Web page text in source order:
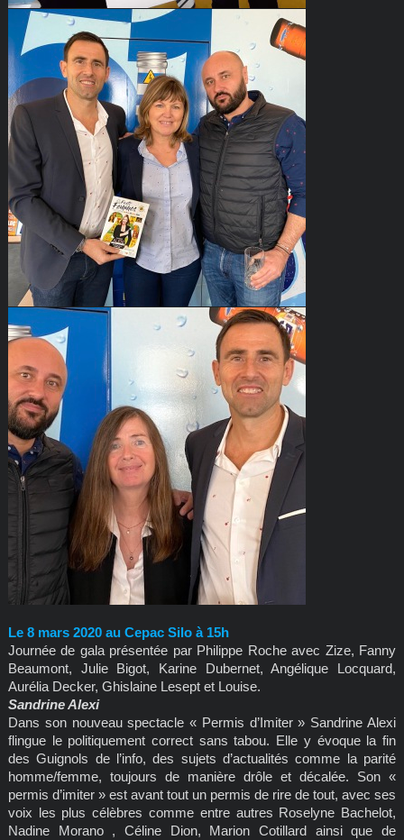
Le 8 mars 2020 au Cepac Silo à 15h
Journée de gala présentée par Philippe Roche avec Zize, Fanny
Beaumont, Julie Bigot, Karine Dubernet, Angélique Locquard,
Aurélia Decker, Ghislaine Lesept et Louise.
Sandrine Alexi
Dans son nouveau spectacle « Permis d’Imiter » Sandrine Alexi
flingue le politiquement correct sans tabou. Elle y évoque la fin
des Guignols de l’info, des sujets d’actualités comme la parité
homme/femme, toujours de manière drôle et décalée. Son «
permis d’imiter » est avant tout un permis de rire de tout, avec ses
voix les plus célèbres comme entre autres Roselyne Bachelot,
Nadine Morano , Céline Dion, Marion Cotillard ainsi que de